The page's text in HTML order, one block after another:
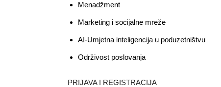
Menadžment
Marketing i socijalne mreže
AI-Umjetna inteligencija u poduzetništvu
Održivost poslovanja
PRIJAVA I REGISTRACIJA